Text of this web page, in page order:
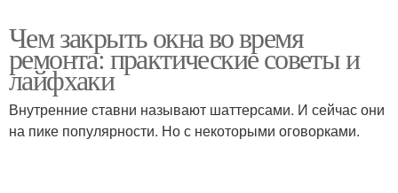
Чем закрыть окна во время
ремонта: практические советы и
лайфхаки
Внутренние ставни называют шаттерсами. И сейчас они
на пике популярности. Но с некоторыми оговорками.